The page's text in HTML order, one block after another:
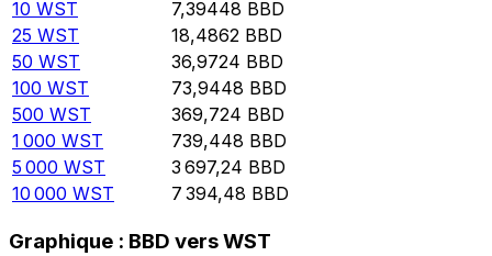
10 WST 7,39448 BBD
25 WST 18,4862 BBD
50 WST 36,9724 BBD
100 WST 73,9448 BBD
500 WST 369,724 BBD
1 000 WST 739,448 BBD
5 000 WST 3 697,24 BBD
10 000 WST 7 394,48 BBD
Graphique : BBD vers WST